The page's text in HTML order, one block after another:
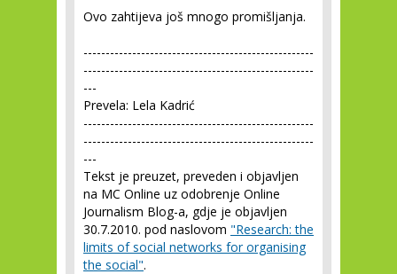
Ovo zahtijeva još mnogo promišljanja.
----------------------------------------------------
----------------------------------------------------
---
Prevela: Lela Kadrić
----------------------------------------------------
----------------------------------------------------
---
Tekst je preuzet, preveden i objavljen
na MC Online uz odobrenje Online
Journalism Blog-a, gdje je objavljen
30.7.2010. pod naslovom "Research: the
limits of social networks for organising
the social".